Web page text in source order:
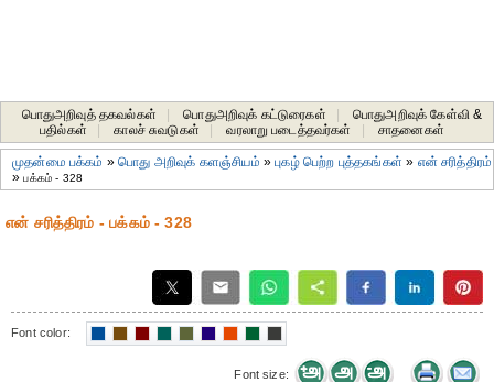
பொதுஅறிவுத் தகவல்கள் பொதுஅறிவுக் கட்டுரைகள்
பொதுஅறிவுக் கேள்வி &
பதில்கள்
காலச் சுவடுகள் வரலாறு படைத்தவர்கள் சாதனைகள்‎
முதன்மை பக்கம் »பொது அறிவுக் களஞ்சியம் »புகழ் பெற்ற புத்தகங்கள் » என் சரித்திரம்
»பக்கம் - 328
என் சரித்திரம் - பக்கம் - 328
Font color:
Font size: